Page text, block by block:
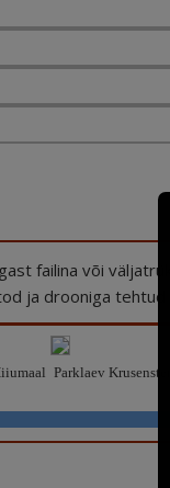
failina või
ja drooniga tehtud
Parklaev Krusenstern